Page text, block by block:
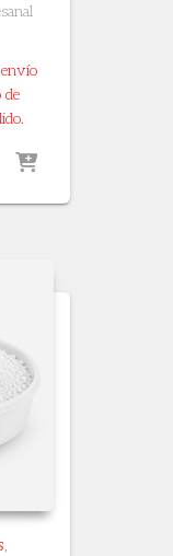
de
Price
14.300